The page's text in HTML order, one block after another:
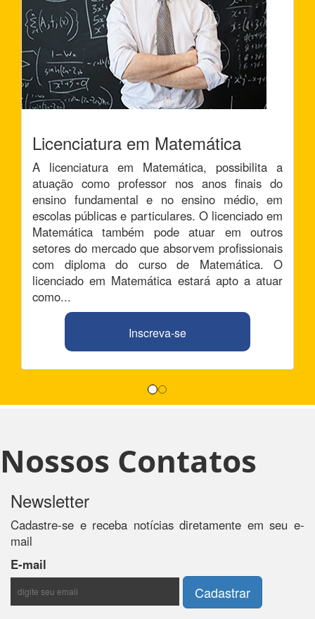
Licenciatura em Matemática
A licenciatura em Matemática, possibilita a
atuação como professor nos anos finais do
ensino fundamental e no ensino médio, em
escolas públicas e particulares. O licenciado em
Matemática também pode atuar em outros
setores do mercado que absorvem profissionais
com diploma do curso de Matemática. O
licenciado em Matemática estará apto a atuar
como...
Inscreva-se
Nossos Contatos
Newsletter
Cadastre-se e receba notícias diretamente em seu e-
mail
E-mail